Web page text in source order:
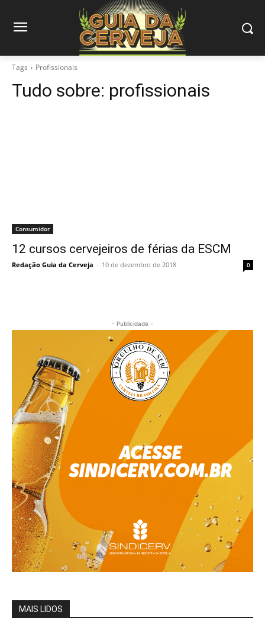
Tags Profissionais
Tudo sobre: profissionais
Consumidor
12 cursos cervejeiros de férias da ESCM
Redação Guia da Cerveja - 10 de dezembro de 2018 0
- Publicidade -
MAIS LIDOS